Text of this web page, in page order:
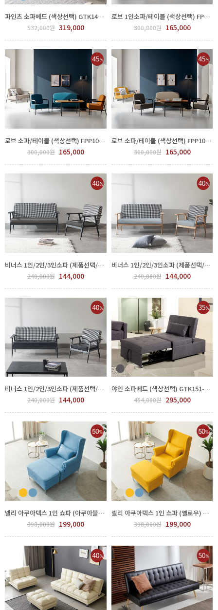
파인츠 소파베드 (색상선택) GTK145-002
532,000원 319,000
로브 1인소파/테이블 (색상선택) FPP102-001
300,000원 165,000
로브 소파/테이블 (색상선택) FPP101-0002
300,000원 165,000
로브 소파/테이블 (색상선택) FPP101-0005
300,000원 165,000
비너스 1인/2인/3인소파 (제품선택/체크다크그레이) GTK140-001
240,000원 144,000
비너스 1인/2인/3인소파 (제품선택/체크그레이) GTK140-004
240,000원 144,000
비너스 1인/2인/3인소파 (제품선택/체크블랙) GTK141-004
240,000원 144,000
야인 소파베드 (색상선택) GTK151-001
454,000원 295,000
넬리 아쿠아텍스 1인 쇼파 (아쿠아블루) GGLO 550-146
398,000원 199,000
넬리 아쿠아텍스 1인 쇼파 (옐로우) GGLO 550-147
398,000원 199,000